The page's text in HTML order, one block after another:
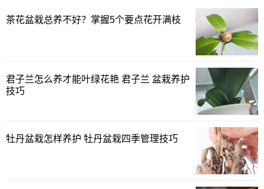
在偏干状态，下面由绿植迷网小编来介绍一下落地生根不同
季节的管理方法：
茶花盆栽总养不好？掌握5个要点花开满枝
君子兰怎么养才能叶绿花艳 君子兰 盆栽养护
技巧
牡丹盆栽怎样养护 牡丹盆栽四季管理技巧